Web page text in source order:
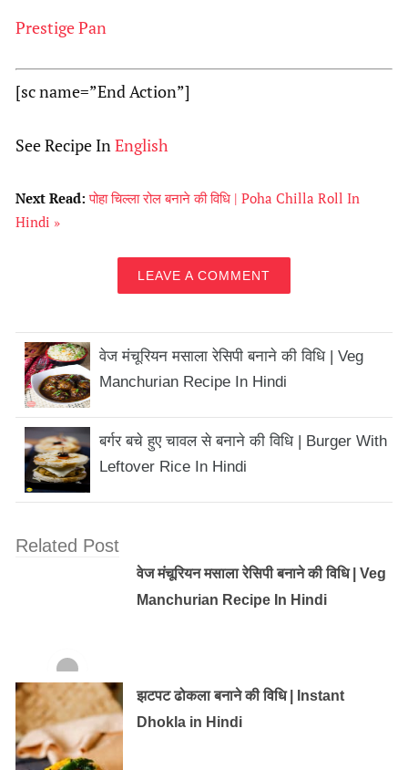
Prestige Pan
[sc name=”End Action”]
See Recipe InEnglish
Next Read:पोहा चिल्ला रोल बनाने की विधि | Poha Chilla Roll In
Hindi »
LEAVE A COMMENT
वेज मंचूरियन मसाला रेसिपी बनाने की विधि | Veg
Manchurian Recipe In Hindi
बर्गर बचे हुए चावल से बनाने की विधि | Burger With
Leftover Rice In Hindi
Related Post
वेज मंचूरियन मसाला रेसिपी बनाने की विधि | Veg
Manchurian Recipe In Hindi
झटपट ढोकला बनाने की विधि | Instant
Dhokla in Hindi